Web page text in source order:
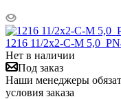
1216 11/2x2-C-M 5,0
Нет в наличии
Под заказ
Наши менеджеры
условия заказа